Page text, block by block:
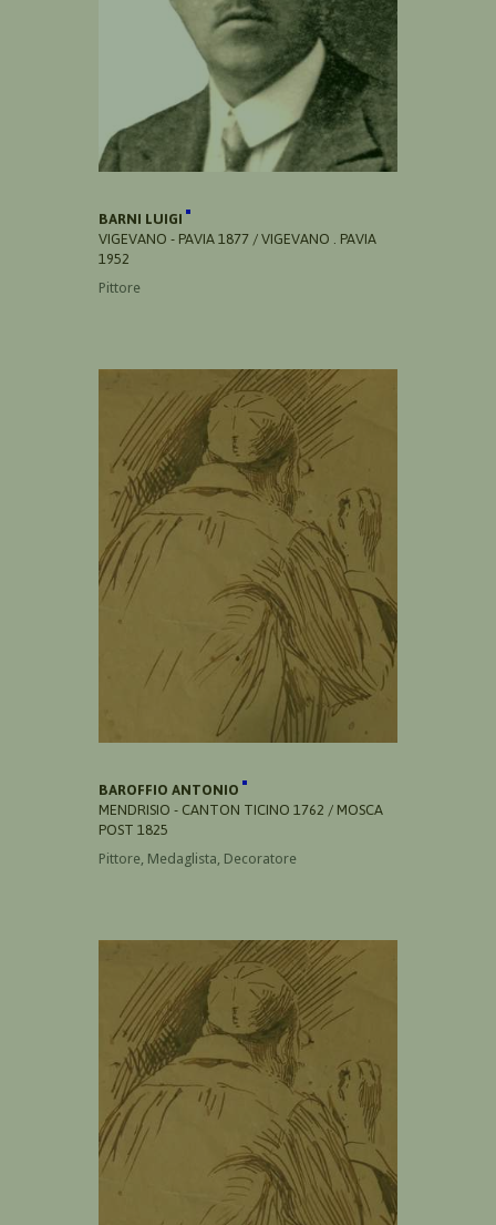
BARNI LUIGI
VIGEVANO - PAVIA 1877 / VIGEVANO . PAVIA
1952
Pittore
BAROFFIO ANTONIO
MENDRISIO - CANTON TICINO 1762 / MOSCA
POST 1825
Pittore, Medaglista, Decoratore